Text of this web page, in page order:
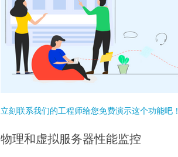
立刻联系我们的工程师给您免费演示这个功能吧！
物理和虚拟服务器性能监控